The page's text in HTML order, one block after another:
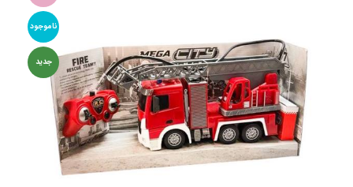
ناموجود
جدید